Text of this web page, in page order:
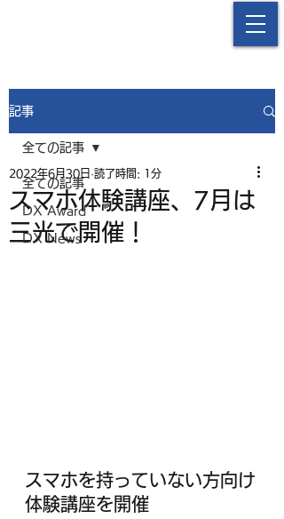
記事
全ての記事
DX Award
DX News
全ての記事
スマホ体験講座、7月は
三光で開催！
2022年6月30日 読了時間: 1分
スマホを持っていない方向け
体験講座を開催